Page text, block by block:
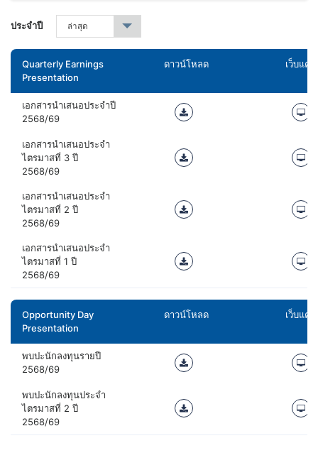
ประจำปี ล่าสุด ▾
Quarterly Earnings
Presentation
ดาวน์โหลด เว็บแค
เอกสารนำเสนอประจำปี
2568/69
เอกสารนำเสนอประจำ
ไตรมาสที่ 3 ปี
2568/69
เอกสารนำเสนอประจำ
ไตรมาสที่ 2 ปี
2568/69
เอกสารนำเสนอประจำ
ไตรมาสที่ 1 ปี
2568/69
Opportunity Day
Presentation
ดาวน์โหลด เว็บแค
พบปะนักลงทุนรายปี
2568/69
พบปะนักลงทุนประจำ
ไตรมาสที่ 2 ปี
2568/69